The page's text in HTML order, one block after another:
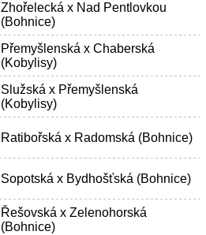
Zhořelecká x Nad Pentlovkou
(Bohnice)
Přemyšlenská x Chaberská
(Kobylisy)
Služská x Přemyšlenská
(Kobylisy)
Ratibořská x Radomská (Bohnice)
Sopotská x Bydhošťská (Bohnice)
Řešovská x Zelenohorská
(Bohnice)